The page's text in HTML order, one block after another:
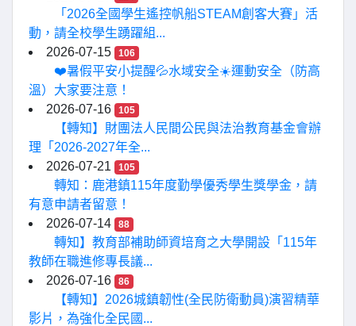
「2026全國學生遙控帆船STEAM創客大賽」活
動，請全校學生踴躍組...
2026-07-15
106
❤️暑假平安小提醒💦水域安全☀️運動安全（防高
溫）大家要注意！
2026-07-16
105
【轉知】財團法人民間公民與法治教育基金會辦
理「2026-2027年全...
2026-07-21
105
轉知：鹿港鎮115年度勤學優秀學生獎學金，請
有意申請者留意！
2026-07-14
88
轉知】教育部補助師資培育之大學開設「115年
教師在職進修專長議...
2026-07-16
86
【轉知】2026城鎮韌性(全民防衛動員)演習精華
影片，為強化全民國...